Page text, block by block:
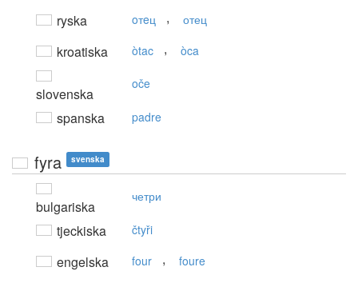
ryska oтeц , отец
kroatiska òtac , òca
slovenska
oče
spanska padre
fyra svenska
bulgariska
четри
tjeckiska čtyři
engelska four , foure